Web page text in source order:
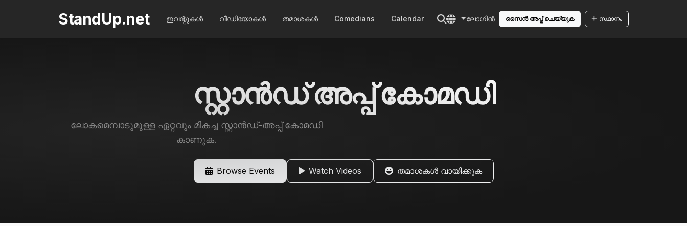
StandUp.net ഇവന്റുകൾ വീഡിയോകൾ തമാശകൾ Comedians Calendar ലോഗിൻ സൈൻ അപ്പ് ചെയ്യുക സ്ഥാനം
സ്റ്റാൻഡ് അപ്പ് കോമഡി
ലോകമെമ്പാടുമുള്ള ഏറ്റവും മികച്ച സ്റ്റാൻഡ്-അപ്പ് കോമഡി
കാണുക.
Browse Events Watch Videos തമാശകൾ വായിക്കുക